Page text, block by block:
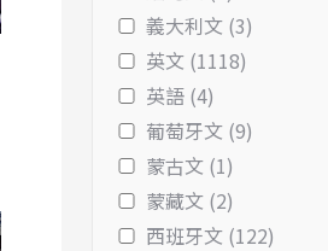
義大利文 (3)
英文 (1118)
英語 (4)
葡萄牙文 (9)
蒙古文 (1)
蒙藏文 (2)
西班牙文 (122)